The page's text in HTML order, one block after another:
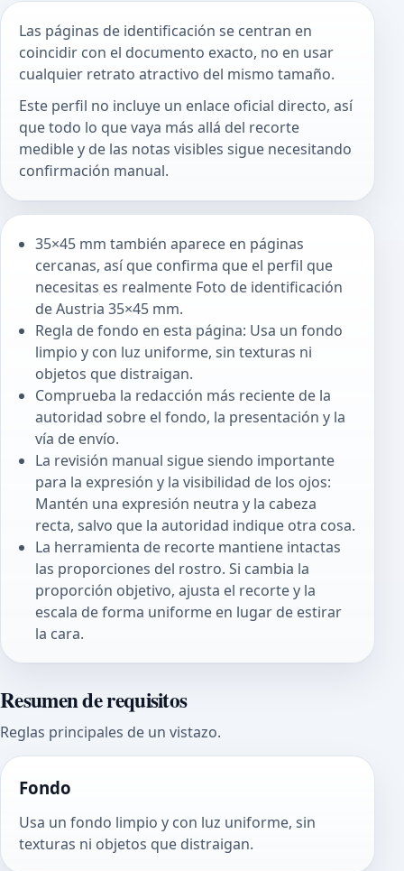
Las páginas de identificación se centran en
coincidir con el documento exacto, no en usar
cualquier retrato atractivo del mismo tamaño.
Este perfil no incluye un enlace oficial directo, así
que todo lo que vaya más allá del recorte
medible y de las notas visibles sigue necesitando
confirmación manual.
35×45 mm también aparece en páginas
cercanas, así que confirma que el perfil que
necesitas es realmente Foto de identificación
de Austria 35×45 mm.
Regla de fondo en esta página: Usa un fondo
limpio y con luz uniforme, sin texturas ni
objetos que distraigan.
Comprueba la redacción más reciente de la
autoridad sobre el fondo, la presentación y la
vía de envío.
La revisión manual sigue siendo importante
para la expresión y la visibilidad de los ojos:
Mantén una expresión neutra y la cabeza
recta, salvo que la autoridad indique otra cosa.
La herramienta de recorte mantiene intactas
las proporciones del rostro. Si cambia la
proporción objetivo, ajusta el recorte y la
escala de forma uniforme en lugar de estirar
la cara.
Resumen de requisitos
Reglas principales de un vistazo.
Fondo
Usa un fondo limpio y con luz uniforme, sin
texturas ni objetos que distraigan.